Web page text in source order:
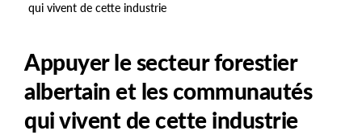
qui vivent de cette industrie
Appuyer le secteur forestier
albertain et les communautés
qui vivent de cette industrie